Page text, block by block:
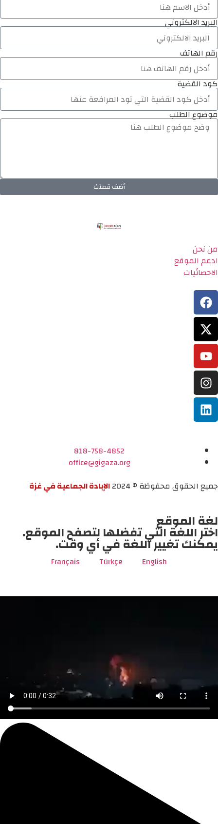
البريد الالكتروني
رقم الهاتف
كود القضية
موضوع الطلب
أضف قصتك
من نحن
ادعم الموقع
الاحصائيات
818-758-4852
office@gigaza.org
جميع الحقوق محفوظة © 2024
الإبادة الجماعية في غزة
لغة الموقع
اختر اللغة التي تفضلها لتصفح الموقع.
يمكنك تغيير اللغة في أي وقت.
English
Türkçe
Français